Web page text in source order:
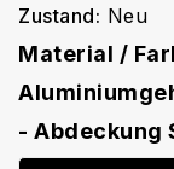
Zustand: Neu
Material /
- Abdeckung